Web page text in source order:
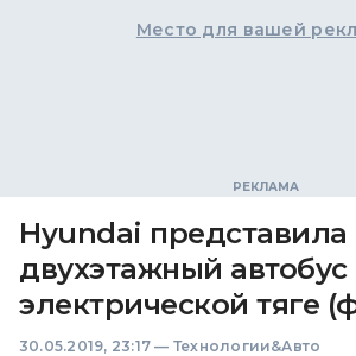
Место для вашей
Hyundai представила
двухэтажный автобус
электрической тяге
30.05.2019, 23:17 — Технологии&Авто